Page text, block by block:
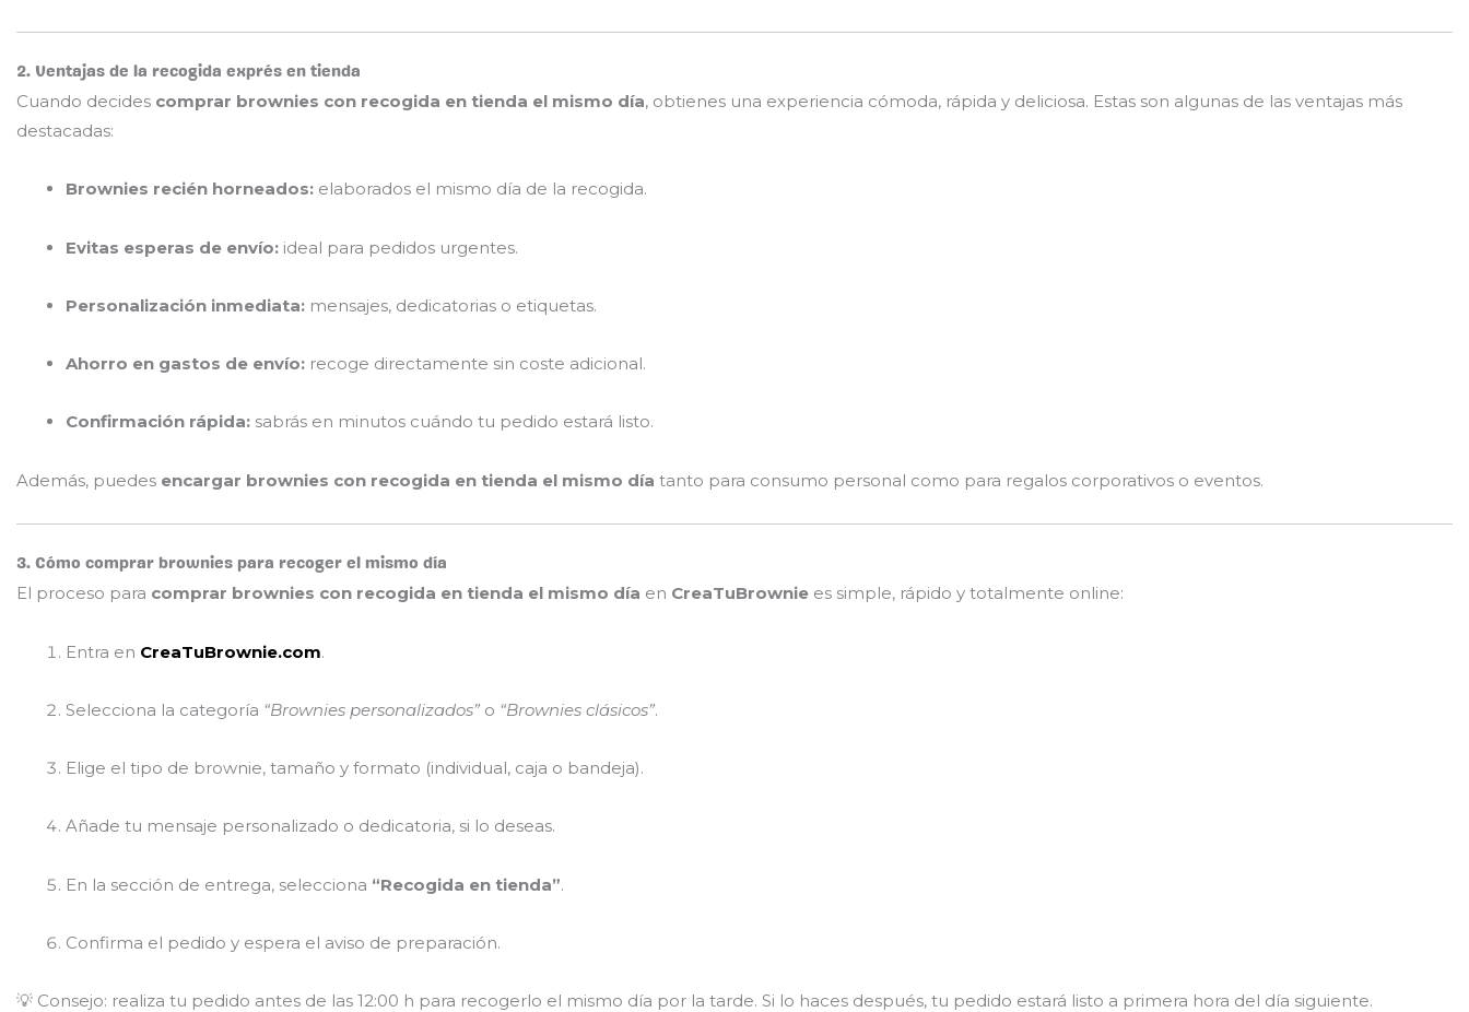
2. Ventajas de la recogida exprés en tienda
Cuando decides comprar brownies con recogida en tienda el mismo día, obtienes una experiencia cómoda, rápida y deliciosa. Estas son algunas de las ventajas más
destacadas:
Brownies recién horneados: elaborados el mismo día de la recogida.
Evitas esperas de envío: ideal para pedidos urgentes.
Personalización inmediata: mensajes, dedicatorias o etiquetas.
Ahorro en gastos de envío: recoge directamente sin coste adicional.
Confirmación rápida: sabrás en minutos cuándo tu pedido estará listo.
Además, puedes encargar brownies con recogida en tienda el mismo día tanto para consumo personal como para regalos corporativos o eventos.
3. Cómo comprar brownies para recoger el mismo día
El proceso para comprar brownies con recogida en tienda el mismo día en CreaTuBrownie es simple, rápido y totalmente online:
Entra en CreaTuBrownie.com.
Selecciona la categoría “Brownies personalizados” o “Brownies clásicos”.
Elige el tipo de brownie, tamaño y formato (individual, caja o bandeja).
Añade tu mensaje personalizado o dedicatoria, si lo deseas.
En la sección de entrega, selecciona “Recogida en tienda”.
Confirma el pedido y espera el aviso de preparación.
💡 Consejo: realiza tu pedido antes de las 12:00 h para recogerlo el mismo día por la tarde. Si lo haces después, tu pedido estará listo a primera hora del día siguiente.